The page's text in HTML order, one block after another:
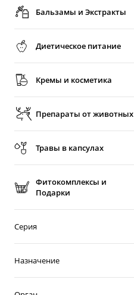
Бальзамы и Экстракты
Диетическое питание
Кремы и косметика
Препараты от животных
Травы в капсулах
Фитокомплексы и
Подарки
Серия
Назначение